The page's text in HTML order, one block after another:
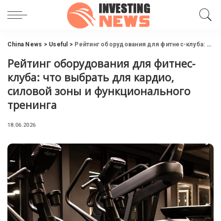
China News > Useful > Рейтинг оборудования для фитнес-клуба: что выбрать для кардио, силовой зоны и функционального тренинга
Рейтинг оборудования для фитнес-
клуба: что выбрать для кардио,
силовой зоны и функционального
тренинга
18.06.2026